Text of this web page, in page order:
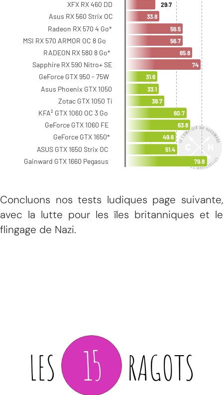
Concluons nos tests ludiques page suivante,
avec la lutte pour les îles britanniques et le
flingage de Nazi.
LES 15 RAGOTS